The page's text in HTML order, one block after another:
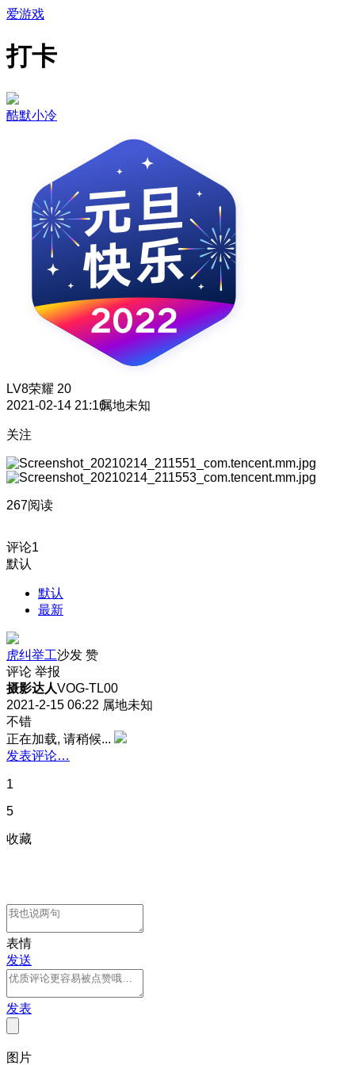
爱游戏
打卡
酷默小冷
LV8荣耀 20
2021-02-14 21:16属地未知
关注
267阅读
评论1
默认
默认
最新
虎纠举工沙发 赞
评论 举报
摄影达人VOG-TL00
2021-2-15 06:22 属地未知
不错
正在加载, 请稍候...
发表评论…
1
5
收藏
表情
发送
发表
图片